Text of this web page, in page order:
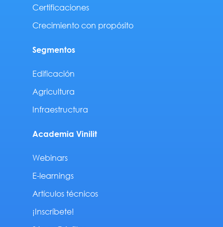
Certificaciones
Crecimiento con propósito
Segmentos
Edificación
Agricultura
Infraestructura
Academia Vinilit
Webinars
E-learnings
Artículos técnicos
¡Inscríbete!